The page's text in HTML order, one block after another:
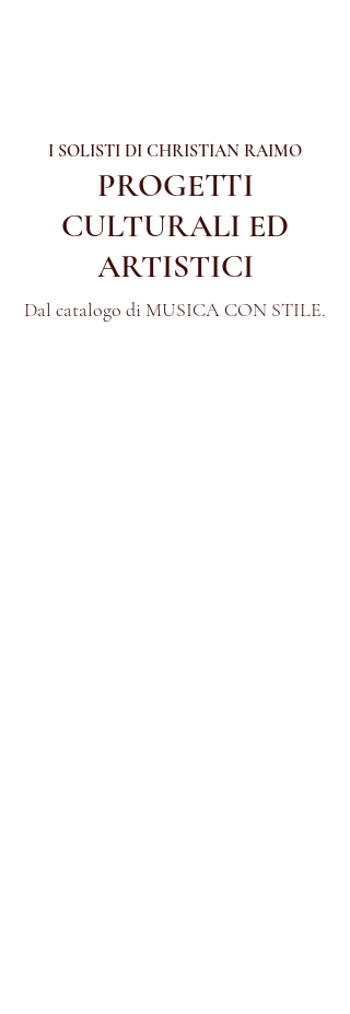
I SOLISTI DI CHRISTIAN RAIMO
PROGETTI
CULTURALI ED
ARTISTICI
Dal catalogo di MUSICA CON STILE.